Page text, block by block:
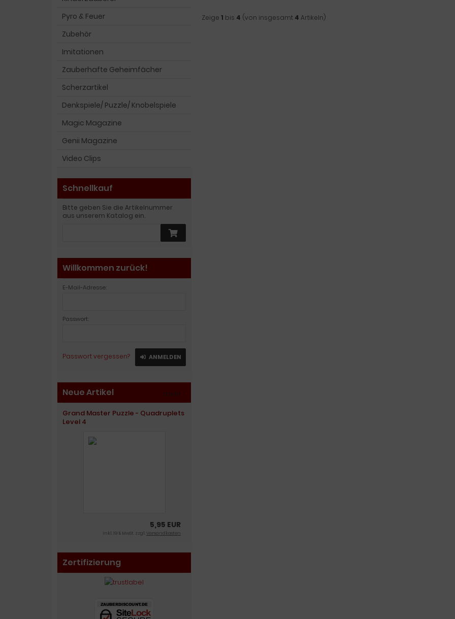
Zeige 1 bis 4 (von insgesamt 4 Artikeln)
Pyro & Feuer
Zubehör
Imitationen
Zauberhafte Geheimfächer
Scherzartikel
Denkspiele/ Puzzle/ Knobelspiele
Magic Magazine
Genii Magazine
Video Clips
Schnellkauf
Bitte geben Sie die Artikelnummer
aus unserem Katalog ein.
Willkommen zurück!
E-Mail-Adresse:
Passwort:
Passwort vergessen? ANMELDEN
Neue Artikel mehr
Grand Master Puzzle - Quadruplets
Level 4
5,95 EUR
inkl. 19 % MwSt. zzgl.Versandkosten
Zertifizierung